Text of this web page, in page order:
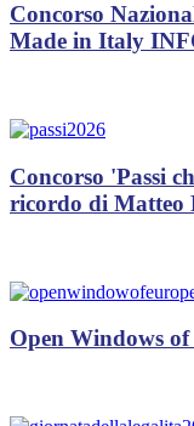
Concorso
Made in Italy
Concorso 'Passi
ricordo di Matteo
Open Windows